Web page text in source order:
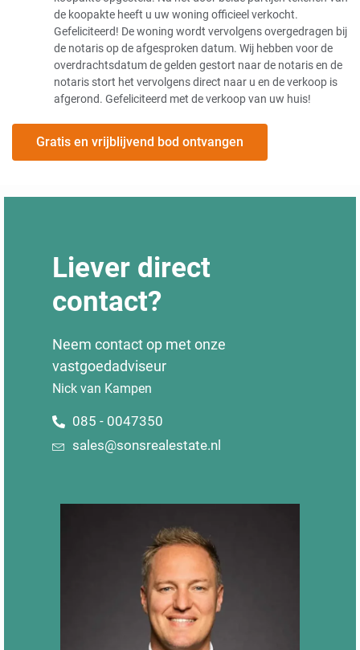
de koopakte heeft u uw woning officieel verkocht.
Gefeliciteerd! De woning wordt vervolgens overgedragen bij
de notaris op de afgesproken datum. Wij hebben voor de
overdrachtsdatum de gelden gestort naar de notaris en de
notaris stort het vervolgens direct naar u en de verkoop is
afgerond. Gefeliciteerd met de verkoop van uw huis!
Gratis en vrijblijvend bod ontvangen
Liever direct
contact?
Neem contact op met onze
vastgoedadviseur
Nick van Kampen
085 - 0047350
sales@sonsrealestate.nl